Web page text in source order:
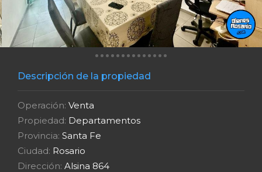
Descripción de la propiedad
Operación: Venta
Propiedad: Departamentos
Provincia: Santa Fe
Ciudad: Rosario
Dirección: Alsina 864